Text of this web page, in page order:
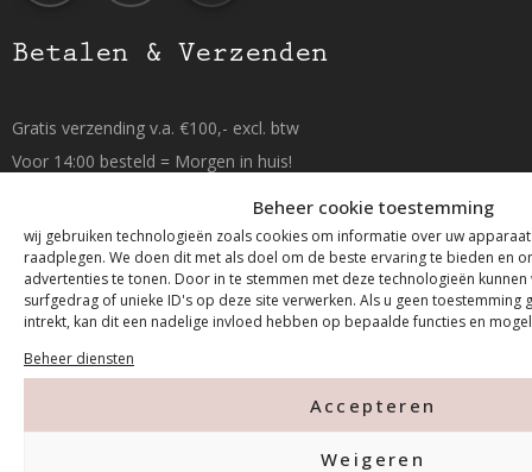
Beheer cookie toestemming
wij gebruiken technologieën zoals cookies om informatie over uw
raadplegen. We doen dit met als doel om de beste ervaring te bieden en
advertenties te tonen. Door in te stemmen met deze technologieën kunnen
surfgedrag of unieke ID's op deze site verwerken. Als u geen toestemming
intrekt, kan dit een nadelige invloed hebben op bepaalde functies en
Beheer diensten
Accepteren
Weigeren
Betalen & Verzenden
Gratis verzending v.a. €100,- excl. btw
Voor 14:00 besteld = Morgen in huis!